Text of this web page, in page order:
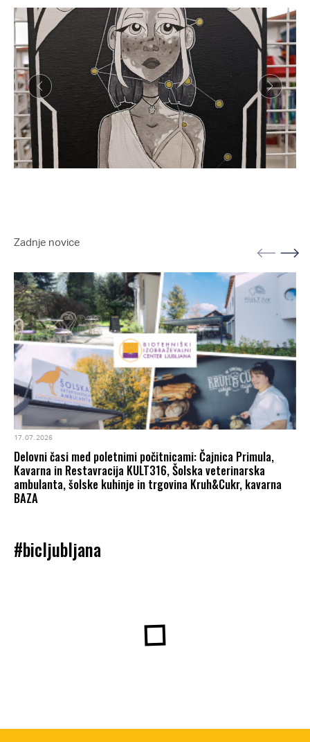
Zadnje novice
17. 07. 2026
Delovni časi med poletnimi počitnicami: Čajnica Primula,
Kavarna in Restavracija KULT316, Šolska veterinarska
ambulanta, šolske kuhinje in trgovina Kruh&Cukr, kavarna
BAZA
#bicljubljana